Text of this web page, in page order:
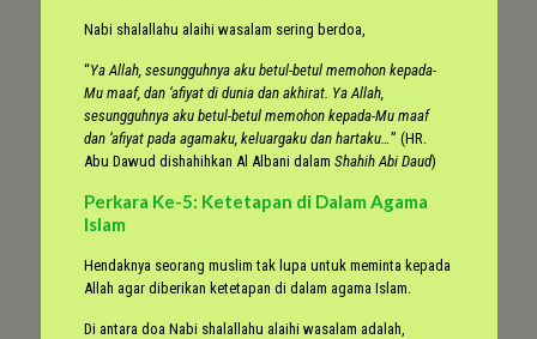
Nabi shalallahu alaihi wasalam sering berdoa,
“Ya Allah, sesungguhnya aku betul-betul memohon kepada-
Mu maaf, dan ‘afiyat di dunia dan akhirat. Ya Allah,
sesungguhnya aku betul-betul memohon kepada-Mu maaf
dan ‘afiyat pada agamaku, keluargaku dan hartaku…” (HR.
Abu Dawud dishahihkan Al Albani dalam Shahih Abi Daud)
Perkara Ke-5: Ketetapan di Dalam Agama
Islam
Hendaknya seorang muslim tak lupa untuk meminta kepada
Allah agar diberikan ketetapan di dalam agama Islam.
Di antara doa Nabi shalallahu alaihi wasalam adalah,